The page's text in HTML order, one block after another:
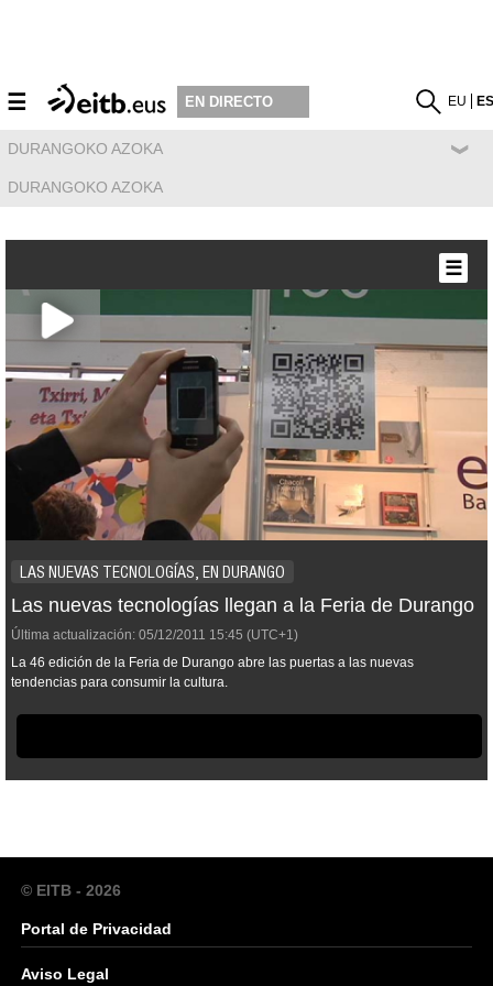
☰ EN DIRECTO EU
DURANGOKO AZOKA
DURANGOKO AZOKA
LAS NUEVAS TECNOLOGÍAS, EN DURANGO
Las nuevas tecnologías llegan a la Feria de Durango
Última actualización: 05/12/2011 15:45 (UTC+1)
La 46 edición de la Feria de Durango abre las puertas a las nuevas
tendencias para consumir la cultura.
☰
© EITB - 2026
Portal de Privacidad
Aviso Legal